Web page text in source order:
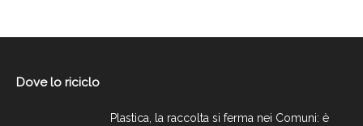
Dove lo riciclo
Plastica, la raccolta si ferma nei Comuni: è